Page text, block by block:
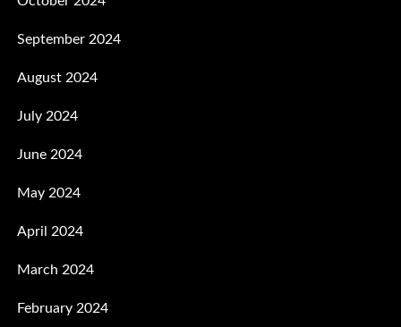
September 2024
August 2024
July 2024
June 2024
May 2024
April 2024
March 2024
February 2024